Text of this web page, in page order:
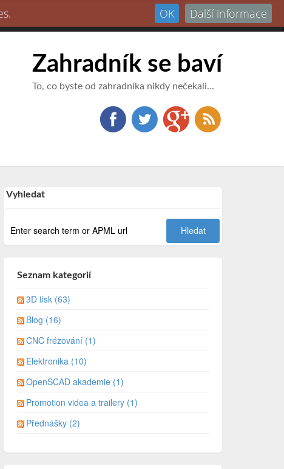
Přihlásit
Zahradník se baví
To, co byste od zahradníka nikdy nečekali...
Vyhledat
Seznam kategorií
3D tisk (63)
Blog (16)
CNC frézování (1)
Elektronika (10)
OpenSCAD akademie (1)
Promotion videa a trailery (1)
Přednášky (2)
OK Další informace